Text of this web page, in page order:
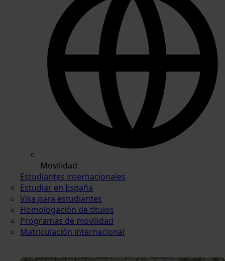
Movilidad
Estudiantes internacionales
Estudiar en España
Visa para estudiantes
Homologación de títulos
Programas de movilidad
Matriculación internacional